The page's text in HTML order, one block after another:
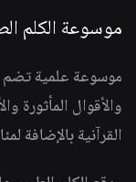
موسوعة الكلم
موسوعة علمية تضم
والأقوال المأثورة
القرآنية بالإضافة